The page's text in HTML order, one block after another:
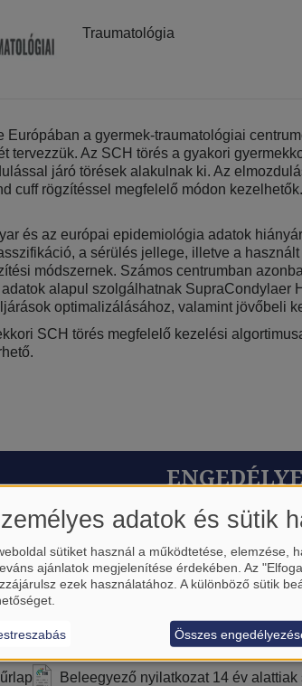
Traumatológia
a gyermek-traumatológiai
tervezzük. Az SCH törés a gyakori
járó törések alakulnak ki. Az
cuff rögzítéssel megfelelő módon
és az európai epidemiológia adatok
a sérülés jellege, illetve a
módszernek. Számos centrumban
alapul szolgálhatnak
optimalizálásához, valamint jövőbeli
SCH törés megfelelő kezelési
Beleegyező nyilatkozat 14 év alattiak
adatok és sütik
sütiket használ a működtetése, elemzése,
ajánlatok megjelenítése érdekében. Az
ezek használatához. A különböző sütik
Összes